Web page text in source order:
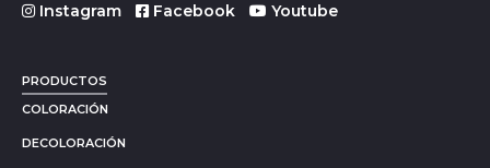
Instagram Facebook Youtube
PRODUCTOS
COLORACIÓN
DECOLORACIÓN